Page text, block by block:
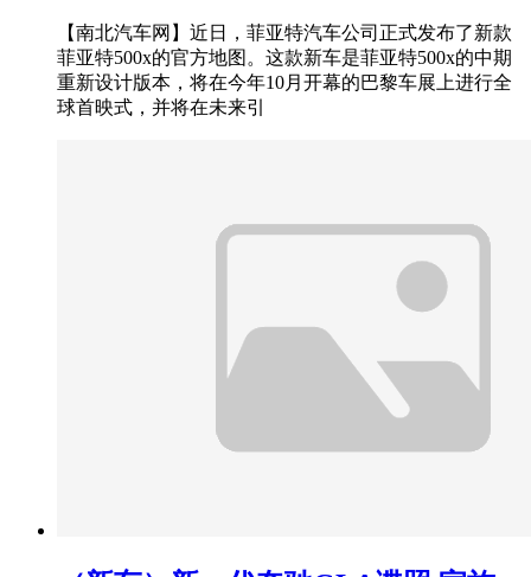
【南北汽车网】近日，菲亚特汽车公司正式发布了新款
菲亚特500x的官方地图。这款新车是菲亚特500x的中期
重新设计版本，将在今年10月开幕的巴黎车展上进行全
球首映式，并将在未来引